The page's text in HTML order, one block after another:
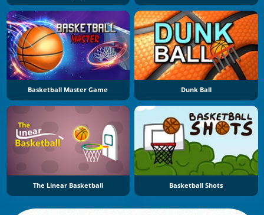
Basketball Master Game Dunk Ball
The Linear Basketball Basketball Shots